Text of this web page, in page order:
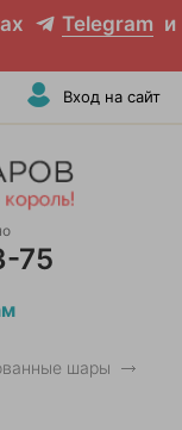
Telegram и
Вход на сайт
75
шары